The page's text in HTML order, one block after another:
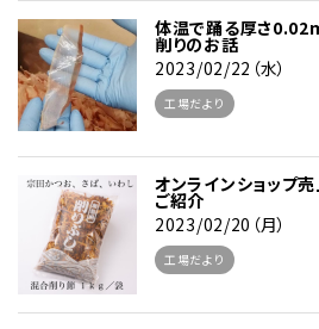
体温で踊る厚さ
削りのお話
2023/02/22（水）
工場だより
オンラインショップ売
ご紹介
2023/02/20（月）
工場だより